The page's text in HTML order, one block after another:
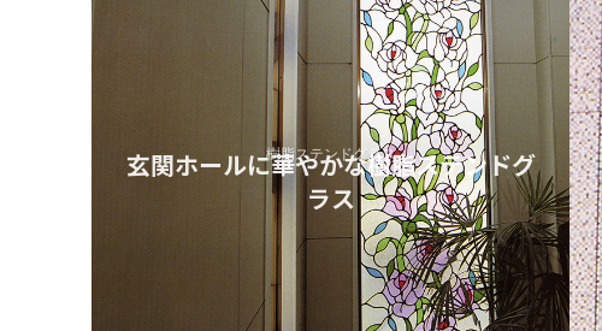
樹脂ステンドグラス
玄関ホールに華やかな樹脂ステンドグ
ラス